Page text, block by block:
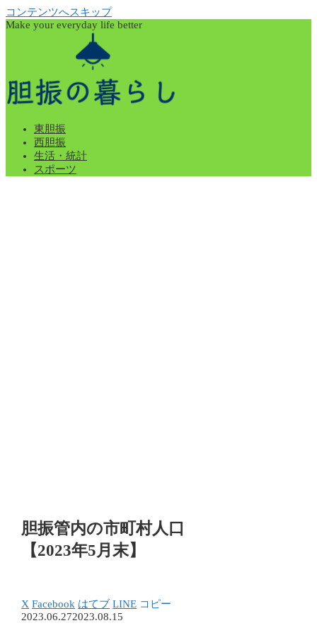
コンテンツへスキップ
Make your everyday life better
東胆振
西胆振
生活・統計
スポーツ
胆振管内の市町村人口
【2023年5月末】
X Facebook はてブ LINE コピー
2023.06.272023.08.15